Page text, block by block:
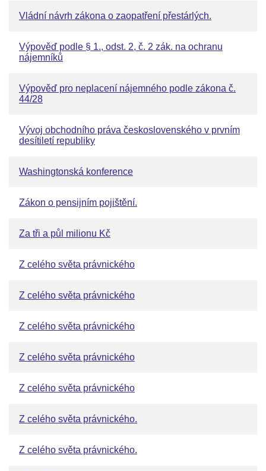
Vládní návrh zákona o zaopatření přestárlých.
Výpověď podle § 1., odst. 2, č. 2 zák. na ochranu
nájemníků
Výpověď pro neplacení nájemného podle zákona č.
44/28
Vývoj obchodního práva československého v prvním
desítiletí republiky
Washingtonská konference
Zákon o pensijním pojištění.
Za tři a půl milionu Kč
Z celého světa právnického
Z celého světa právnického
Z celého světa právnického
Z celého světa právnického
Z celého světa právnického
Z celého světa právnického.
Z celého světa právnického.